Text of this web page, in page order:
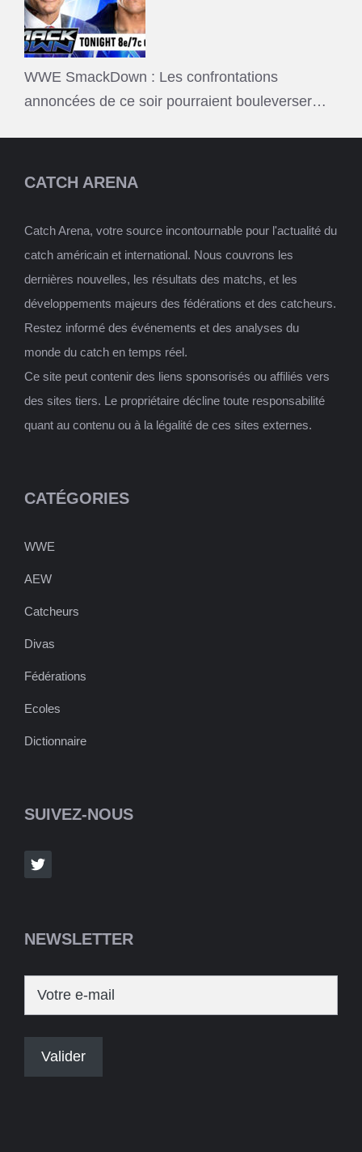
WWE SmackDown : Les confrontations
annoncées de ce soir pourraient bouleverser…
CATCH ARENA
Catch Arena, votre source incontournable pour l'actualité du
catch américain et international. Nous couvrons les
dernières nouvelles, les résultats des matchs, et les
développements majeurs des fédérations et des catcheurs.
Restez informé des événements et des analyses du
monde du catch en temps réel.
Ce site peut contenir des liens sponsorisés ou affiliés vers
des sites tiers. Le propriétaire décline toute responsabilité
quant au contenu ou à la légalité de ces sites externes.
CATÉGORIES
WWE
AEW
Catcheurs
Divas
Fédérations
Ecoles
Dictionnaire
SUIVEZ-NOUS
NEWSLETTER